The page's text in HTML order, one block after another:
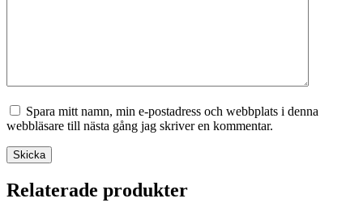
Spara mitt namn, min e-postadress och webbplats i denna
webbläsare till nästa gång jag skriver en kommentar.
Skicka
Relaterade produkter